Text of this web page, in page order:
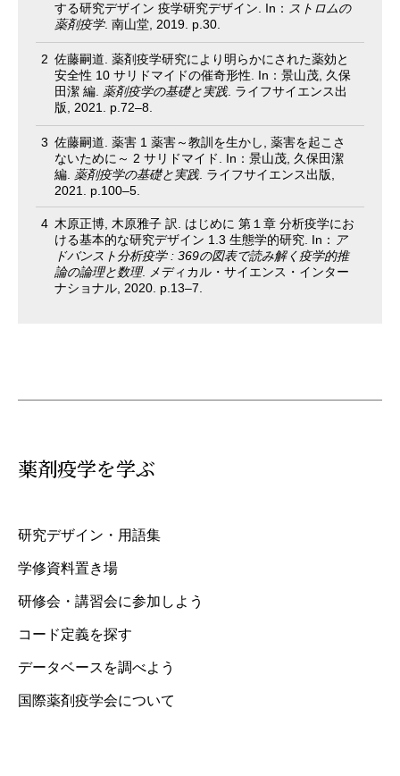
薬剤疫学を学ぶ
研究デザイン・用語集
学修資料置き場
研修会・講習会に参加しよう
コード定義を探す
データベースを調べよう
国際薬剤疫学会について
する研究デザイン 疫学研究デザイン. In： ストロムの
薬剤疫学. 南山堂, 2019. p.30.
佐藤嗣道. 薬剤疫学研究により明らかにされた薬効と
安全性 10 サリドマイドの催奇形性. In：景山茂, 久保
田潔 編. 薬剤疫学の基礎と実践. ライフサイエンス出
版, 2021. p.72–8.
佐藤嗣道. 薬害 1 薬害～教訓を生かし, 薬害を起こさ
ないために～ 2 サリドマイド. In：景山茂, 久保田潔
編. 薬剤疫学の基礎と実践. ライフサイエンス出版,
2021. p.100–5.
木原正博, 木原雅子 訳. はじめに 第１章 分析疫学にお
ける基本的な研究デザイン 1.3 生態学的研究. In： ア
ドバンスト分析疫学 : 369の図表で読み解く疫学的推
論の論理と数理. メディカル・サイエンス・インター
ナショナル, 2020. p.13–7.